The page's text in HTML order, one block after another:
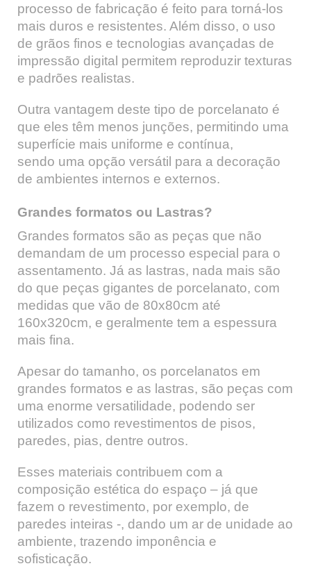
processo de fabricação é feito para torná-los
mais duros e resistentes. Além disso, o uso
de grãos finos e tecnologias avançadas de
impressão digital permitem reproduzir texturas
e padrões realistas.
Outra vantagem deste tipo de porcelanato é
que eles têm menos junções, permitindo uma
superfície mais uniforme e contínua,
sendo uma opção versátil para a decoração
de ambientes internos e externos.
Grandes formatos ou Lastras?
Grandes formatos são as peças que não
demandam de um processo especial para o
assentamento. Já as lastras, nada mais são
do que peças gigantes de porcelanato, com
medidas que vão de 80x80cm até
160x320cm, e geralmente tem a espessura
mais fina.
Apesar do tamanho, os porcelanatos em
grandes formatos e as lastras, são peças com
uma enorme versatilidade, podendo ser
utilizados como revestimentos de pisos,
paredes, pias, dentre outros.
Esses materiais contribuem com a
composição estética do espaço – já que
fazem o revestimento, por exemplo, de
paredes inteiras -, dando um ar de unidade ao
ambiente, trazendo imponência e
sofisticação.